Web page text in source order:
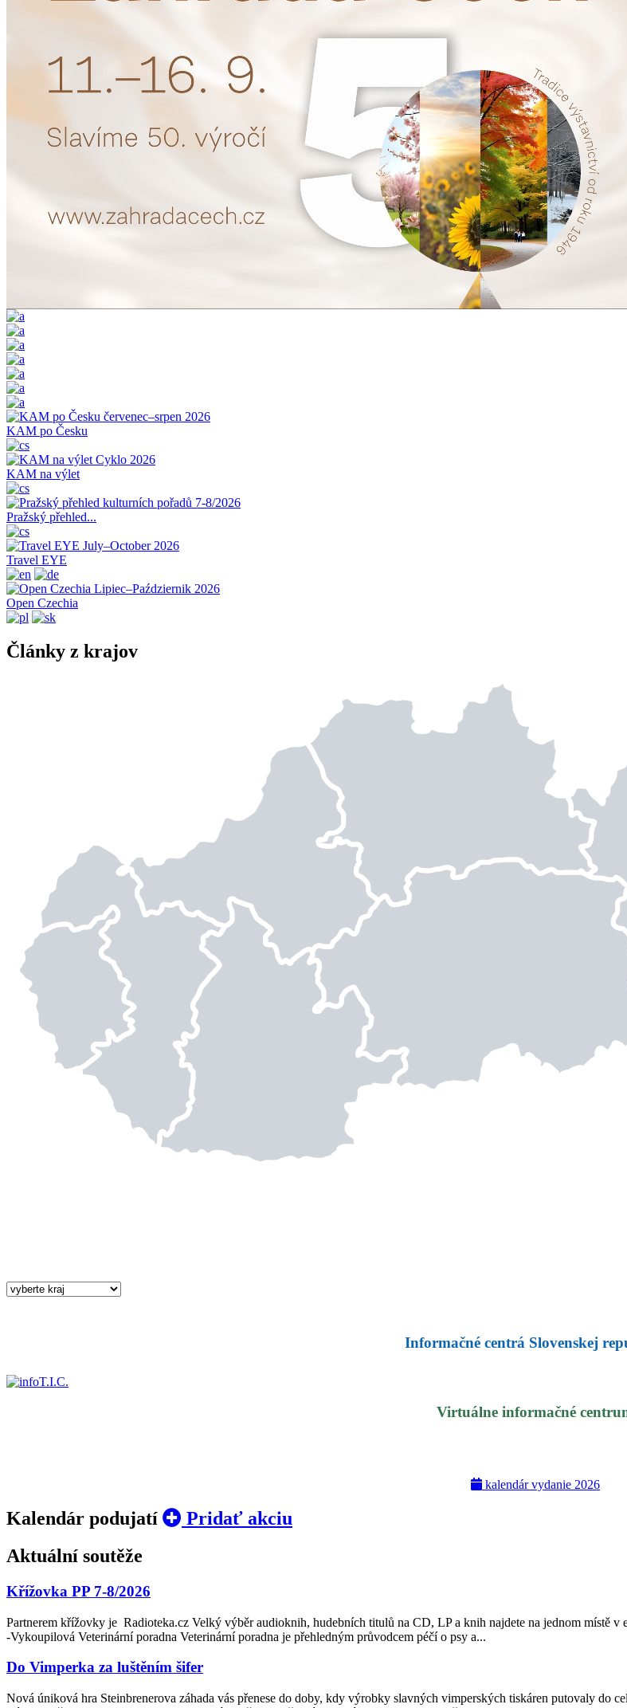
KAM po Česku
KAM na výlet
Pražský přehled...
Travel EYE
Open Czechia
Články z krajov
Informačné centrá Slovenskej
Virtuálne informačné
kalendár vydanie 2026
Kalendár podujatí
Pridať akciu
Aktuální soutěže
Křížovka PP 7-8/2026
Partnerem křížovky je ­ Radioteka.cz Velký výběr audioknih, hudebních titulů na CD, LP a knih najdete na jednom místě
‑Vykoupilová Veterinární poradna Veterinární poradna je přehledným průvodcem péčí o psy a...
Do Vimperka za luštěním šifer
Nová úniková hra Steinbrenerova záhada vás přenese do doby, kdy výrobky slavných vimperských tiskáren putovaly do